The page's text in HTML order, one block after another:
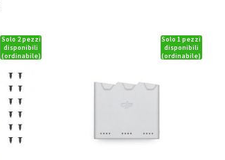
Solo 2 pezzi
disponibili
(ordinabile)
Solo 1 pezzi
disponibili
(ordinabile)